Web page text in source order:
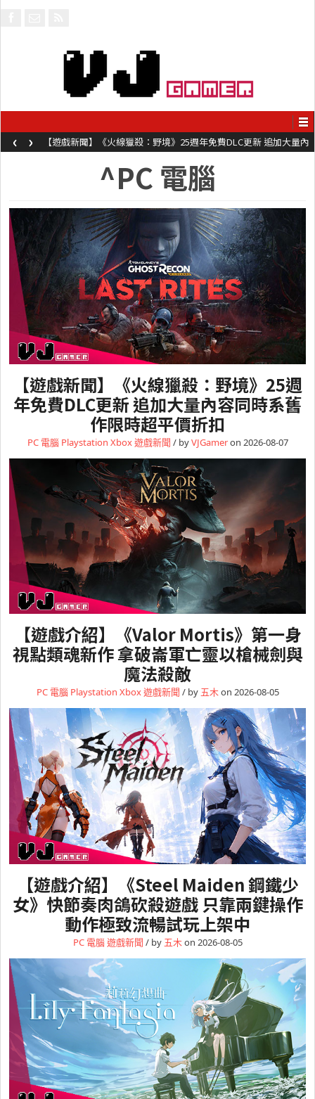
【遊戲新聞】《火線獵殺：野境》25週年免費DLC更新 追加大量內
容同時系舊作限時超平價折扣
‹ ›
^PC 電腦
【遊戲新聞】《火線獵殺：野境》25週
年免費DLC更新 追加大量內容同時系舊
作限時超平價折扣
PC 電腦 Playstation Xbox遊戲新聞 / byVJGameron 2026-08-07
【遊戲介紹】《Valor Mortis》第一身
視點類魂新作 拿破崙軍亡靈以槍械劍與
魔法殺敵
PC 電腦 Playstation Xbox遊戲新聞 / by 五木on 2026-08-05
【遊戲介紹】《Steel Maiden 鋼鐵少
女》快節奏肉鴿砍殺遊戲 只靠兩鍵操作
動作極致流暢試玩上架中
PC 電腦遊戲新聞 / by 五木on 2026-08-05